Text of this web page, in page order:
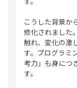
こうした背景か
修化されました
触れ、変化の激
す。プログラミ
考力」も身につ
す。